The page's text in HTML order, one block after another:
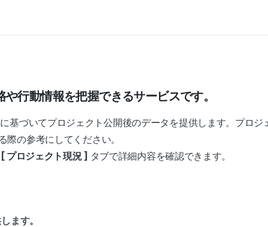
行動情報を把握できるサービスです。
基づいてプロジェクト公開後のデータを提供します。プロ
際の参考にしてください。
プロジェクト現況 ] タブで詳細内容を確認できます。
ます。